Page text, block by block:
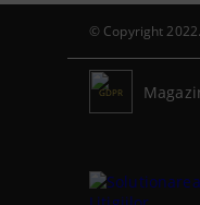
© Copyright
GDPR